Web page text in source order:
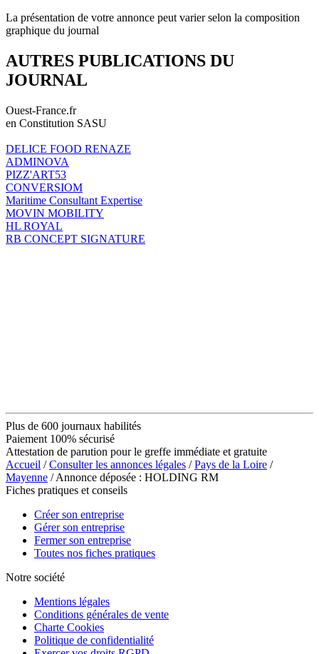
La présentation de votre annonce peut varier selon la composition
graphique du journal
AUTRES PUBLICATIONS DU
JOURNAL
Ouest-France.fr
en Constitution SASU
DELICE FOOD RENAZE
ADMINOVA
PIZZ'ART53
CONVERSIOM
Maritime Consultant Expertise
MOVIN MOBILITY
HL ROYAL
RB CONCEPT SIGNATURE
Plus de 600 journaux habilités
Paiement 100% sécurisé
Attestation de parution pour le greffe immédiate et gratuite
Accueil /Consulter les annonces légales /Pays de la Loire /
Mayenne / Annonce déposée : HOLDING RM
Fiches pratiques et conseils
Créer son entreprise
Gérer son entreprise
Fermer son entreprise
Toutes nos fiches pratiques
Notre société
Mentions légales
Conditions générales de vente
Charte Cookies
Politique de confidentialité